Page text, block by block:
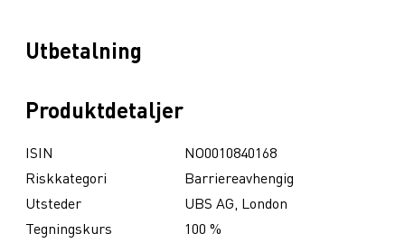
Utbetalning
Produktdetaljer
ISIN
NO0010840168
Riskkategori
Barriereavhengig
Utsteder
UBS AG, London
Tegningskurs
100 %